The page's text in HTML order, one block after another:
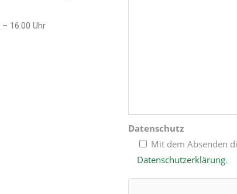
– 16.00 Uhr
Datenschutz
Mit dem Absenden
Datenschutzerklärung.